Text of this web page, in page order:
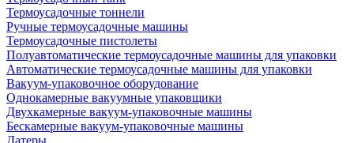
Термоусадочные тоннели
Ручные термоусадочные машины
Термоусадочные пистолеты
Полуавтоматические термоусадочные машины для упаковки
Автоматические термоусадочные машины для упаковки
Вакуум-упаковочное оборудование
Однокамерные вакуумные упаковщики
Двухкамерные вакуум-упаковочные машины
Бескамерные вакуум-упаковочные машины
Датеры